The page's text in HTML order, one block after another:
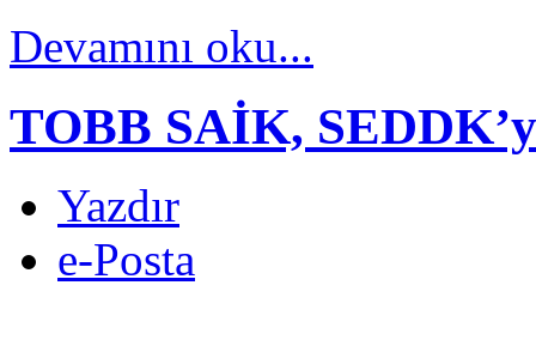
Devamını oku...
TOBB SAİK,
Yazdır
e-Posta